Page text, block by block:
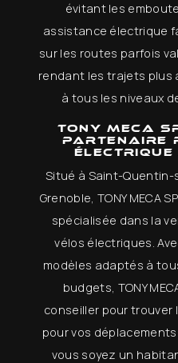
évitant les
assistance électrique
sur les routes parfois
rendant les trajets plus
à tous les niveaux
TONY MECA
partenaire
électrique
Situé à Saint-Quentin-
Grenoble, TONY MECA
spécialisée dans la
vélos électriques.
modèles adaptés à
budgets, TONY
conseiller pour
pour vos
vous soyez un